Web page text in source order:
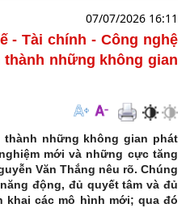
07/07/2026 16:11
- Tài chính - Công nghệ
thành những không gian
những không gian phát
mới và những cực tăng
Văn Thắng nêu rõ. Chúng
động, đủ quyết tâm và đủ
khai các mô hình mới; qua đó